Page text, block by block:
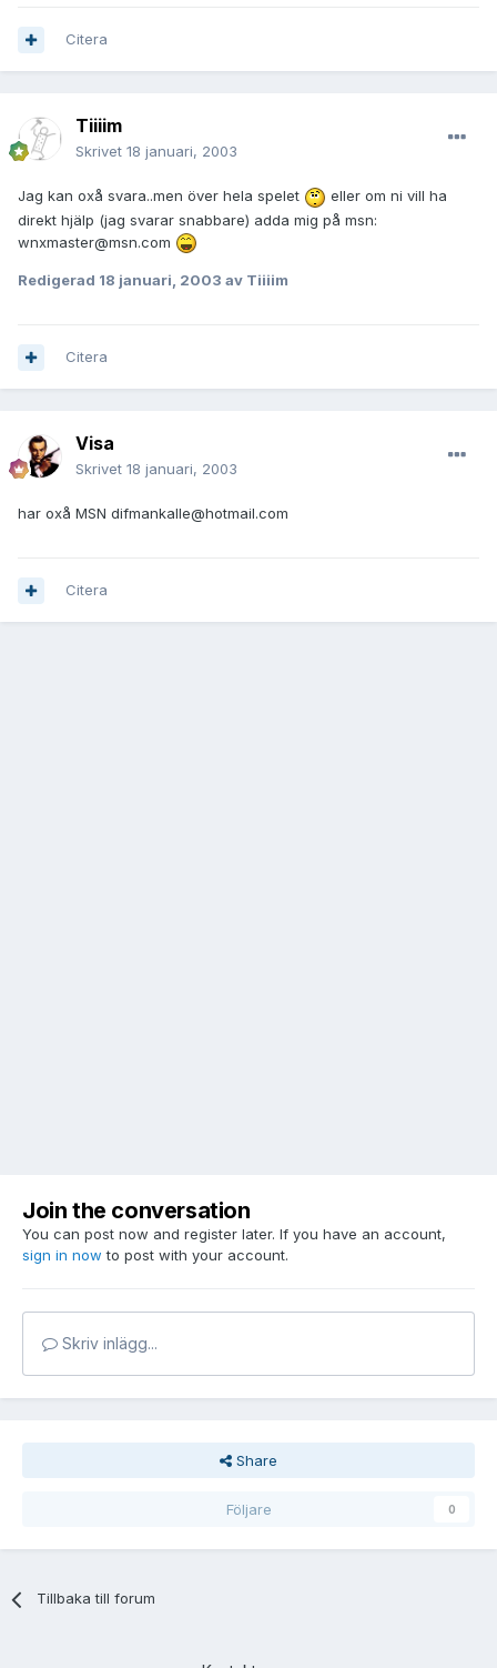
Citera
Tiiiim
Skrivet 18 januari, 2003
Jag kan oxå svara..men över hela spelet
eller om ni vill ha
direkt hjälp (jag svarar snabbare) adda mig på msn:
wnxmaster@msn.com
Redigerad 18 januari, 2003 av Tiiiim
Citera
Visa
Skrivet 18 januari, 2003
har oxå MSN difmankalle@hotmail.com
Citera
Join the conversation
You can post now and register later. If you have an account,
sign in now to post with your account.
Skriv inlägg...
Share
Följare 0
Tillbaka till forum